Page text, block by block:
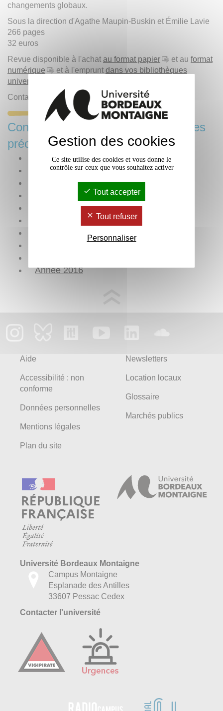
changements globaux.
Sous la direction d'Agathe Maupin-Buskin et Émilie Lavie
266 pages
32 euros
Revue disponible à l'achat au format papier et au format
numérique
et à l'emprunt dans vos bibliothèques
universitaires
Contact :
Presses Universitaires de Bordeaux
Consulter les publications des années
précédentes
Année 2025
Année 2024
Année 2023
Année 2021
Année 2016
Aide
Accessibilité : non
conforme
Données personnelles
Mentions légales
Plan du site
Newsletters
Location locaux
Glossaire
Marchés publics
Université Bordeaux Montaigne
Campus Montaigne
Esplanade des Antilles
33607 Pessac Cedex
Contacter l'université
Gestion des cookies
Ce site utilise des cookies et vous donne le
contrôle sur ceux que vous souhaitez activer
Tout accepter
Tout refuser
Personnaliser